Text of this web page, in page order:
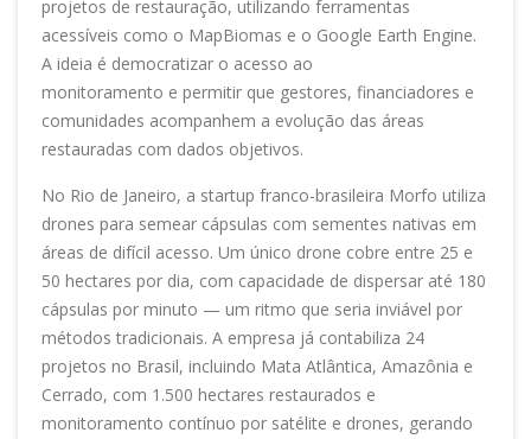
projetos de restauração, utilizando ferramentas
acessíveis como o MapBiomas e o Google Earth Engine.
A ideia é democratizar o acesso ao
monitoramento e permitir que gestores, financiadores e
comunidades acompanhem a evolução das áreas
restauradas com dados objetivos.
No Rio de Janeiro, a startup franco-brasileira Morfo utiliza
drones para semear cápsulas com sementes nativas em
áreas de difícil acesso. Um único drone cobre entre 25 e
50 hectares por dia, com capacidade de dispersar até 180
cápsulas por minuto — um ritmo que seria inviável por
métodos tradicionais. A empresa já contabiliza 24
projetos no Brasil, incluindo Mata Atlântica, Amazônia e
Cerrado, com 1.500 hectares restaurados e
monitoramento contínuo por satélite e drones, gerando